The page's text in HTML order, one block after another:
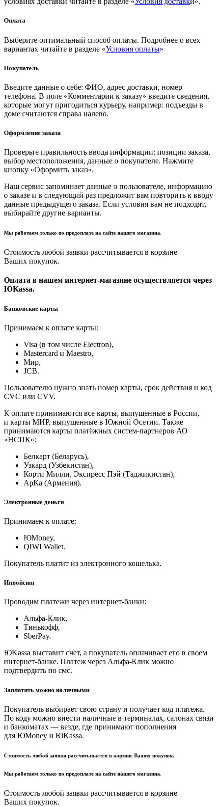
Оплата
Выберите оптимальный способ оплаты. Подробнее о всех
вариантах читайте в разделе «Условия оплаты»
Покупатель
Введите данные о себе: ФИО, адрес доставки, номер
телефона. В поле «Комментарии к заказу» введите сведения,
которые могут пригодиться курьеру, например: подъезды в
доме считаются справа налево.
Оформление заказа
Проверьте правильность ввода информации: позиции заказа,
выбор местоположения, данные о покупателе. Нажмите
кнопку «Оформить заказ».
Наш сервис запоминает данные о пользователе, информацию
о заказе и в следующий раз предложит вам повторить к вводу
данные предыдущего заказа. Если условия вам не подходят,
выбирайте другие варианты.
Мы работаем только по предоплате на сайте нашего магазина.
Стоимость любой заявки рассчитывается в корзине
Ваших покупок.
Оплата в нашем интернет-магазине осуществляется через
ЮKassa.
Банковские карты
Принимаем к оплате карты:
Visa (в том числе Electron),
Masterсard и Maestro,
Мир,
JCB.
Пользователю нужно знать номер карты, срок действия и код
CVC или CVV.
К оплате принимаются все карты, выпущенные в России,
и карты МИР, выпущенные в Южной Осетии. Также
принимаются карты платёжных систем-партнеров АО
«НСПК»:
Белкарт (Беларусь),
Узкард (Узбекистан),
Корти Милли, Экспресс Пэй (Таджикистан),
АрКа (Армения).
Электронные деньги
Принимаем к оплате:
ЮMoney,
QIWI Wallet.
Покупатель платит из электронного кошелька.
Инвойсинг
Проводим платежи через интернет-банки:
Альфа-Клик,
Тинькофф,
SberPay.
ЮKassa выставит счет, а покупатель оплачивает его в своем
интернет-банке. Платеж через Альфа-Клик можно
подтвердить по смс.
Заплатить можно наличными
Покупатель выбирает свою страну и получает код платежа.
По коду можно внести наличные в терминалах, салонах связи
и банкоматах — везде, где принимают пополнения
для ЮMoney и ЮKassa.
Стоимость любой заявки рассчитывается в корзине Ваших покупок.
Мы работаем только по предоплате на сайте нашего магазина.
Стоимость любой заявки рассчитывается в корзине
Ваших покупок.